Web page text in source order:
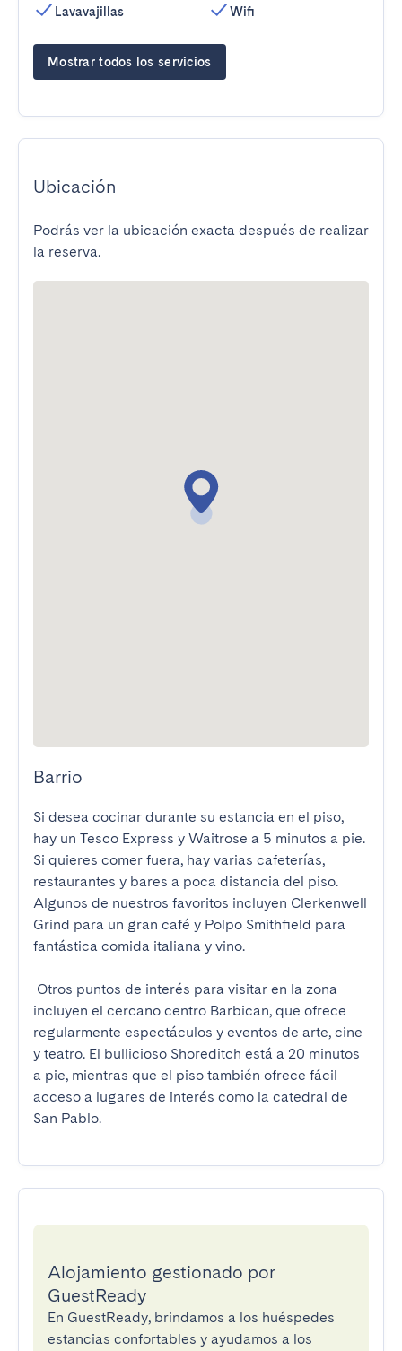
Lavavajillas
Wifi
Mostrar todos los servicios
Ubicación
Podrás ver la ubicación exacta después de realizar
la reserva.
Barrio
Si desea cocinar durante su estancia en el piso,
hay un Tesco Express y Waitrose a 5 minutos a pie.
Si quieres comer fuera, hay varias cafeterías,
restaurantes y bares a poca distancia del piso.
Algunos de nuestros favoritos incluyen Clerkenwell
Grind para un gran café y Polpo Smithfield para
fantástica comida italiana y vino.
incluyen el cercano centro Barbican, que ofrece
regularmente espectáculos y eventos de arte, cine
y teatro. El bullicioso Shoreditch está a 20 minutos
a pie, mientras que el piso también ofrece fácil
acceso a lugares de interés como la catedral de
San Pablo.
Alojamiento gestionado por
GuestReady
En GuestReady, brindamos a los huéspedes
estancias confortables y ayudamos a los